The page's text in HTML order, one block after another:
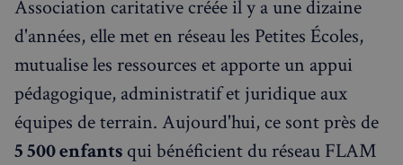
Association caritative créée il y a une dizaine
d'années, elle met en réseau les Petites Écoles,
mutualise les ressources et apporte un appui
pédagogique, administratif et juridique aux
équipes de terrain. Aujourd'hui, ce sont près de
5 500 enfants qui bénéficient du réseau FLAM